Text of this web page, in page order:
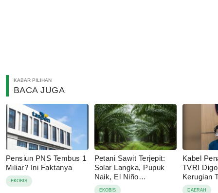
KABAR PILIHAN
BACA JUGA
Pensiun PNS Tembus 1
Miliar? Ini Faktanya
EKOBIS
Petani Sawit Terjepit:
Solar Langka, Pupuk
Naik, El Niño
Mengancam
EKOBIS
Kabel
TVRI
Kerugian
Juta
DAERAH